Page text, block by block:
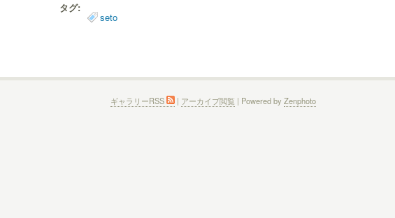
タグ:
seto
ギャラリーRSS | アーカイブ閲覧 | Powered by Zenphoto